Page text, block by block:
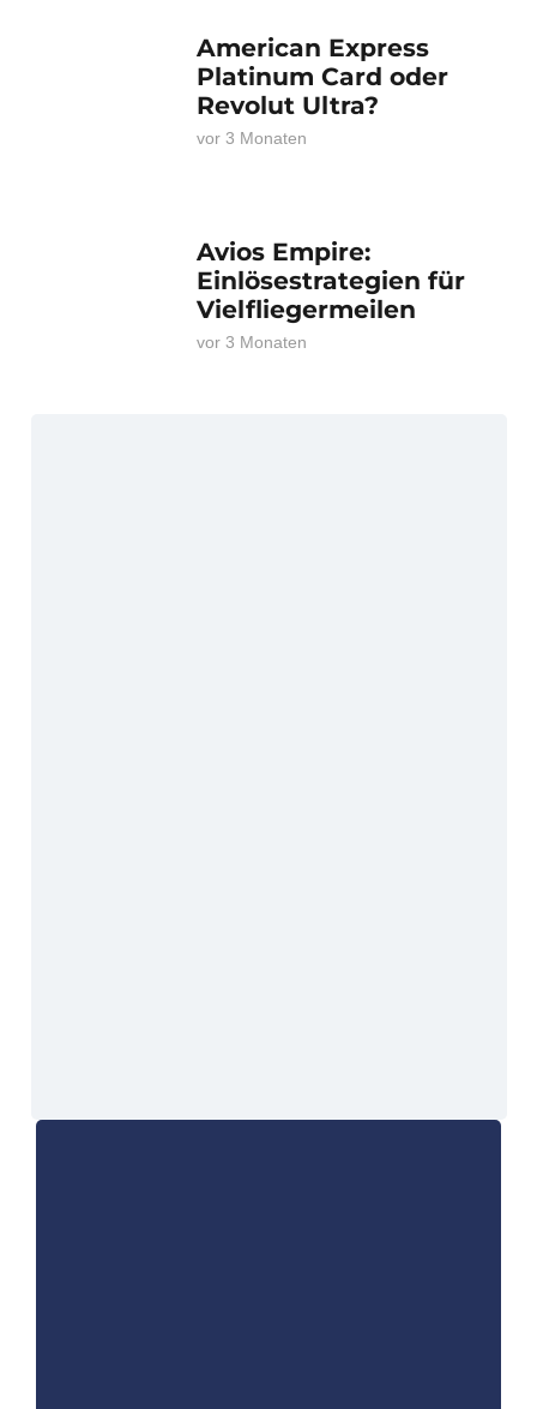
American Express
Platinum Card oder
Revolut Ultra?
vor 3 Monaten
Avios Empire:
Einlösestrategien für
Vielfliegermeilen
vor 3 Monaten